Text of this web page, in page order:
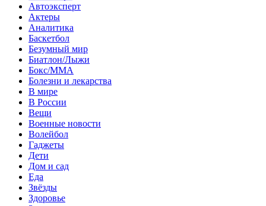
Автоэксперт
Актеры
Аналитика
Баскетбол
Безумный мир
Биатлон/Лыжи
Бокс/MMA
Болезни и лекарства
В мире
В России
Вещи
Военные новости
Волейбол
Гаджеты
Дети
Дом и сад
Еда
Звёзды
Здоровье